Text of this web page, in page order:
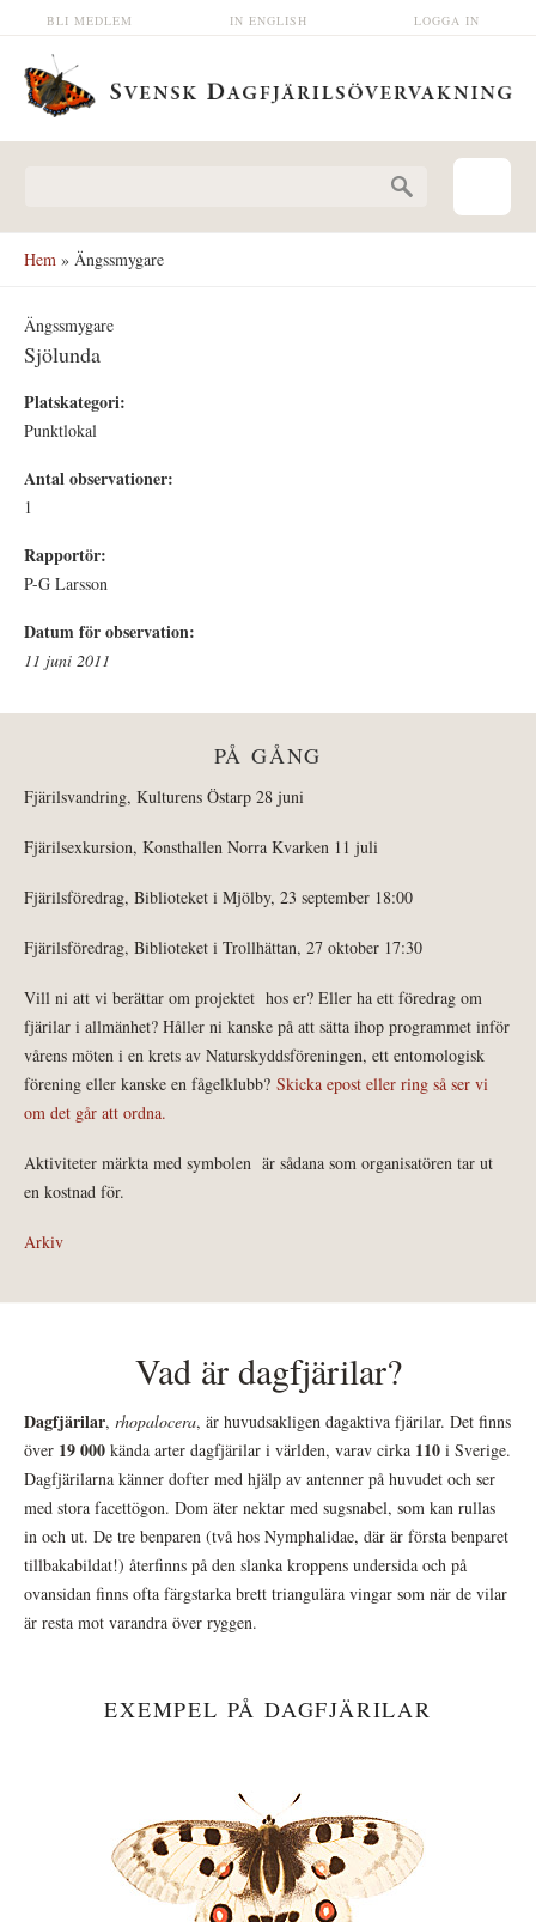
Hoppa till huvudinnehåll LOGGA IN
IN ENGLISH
BLI MEDLEM
Hem » Ängssmygare
Ängssmygare
Sjölunda
Platskategori:
Punktlokal
Antal observationer:
1
Rapportör:
P-G Larsson
Datum för observation:
11 juni 2011
PÅ GÅNG
Fjärilsvandring, Kulturens Östarp 28 juni
Fjärilsexkursion, Konsthallen Norra Kvarken 11 juli
Fjärilsföredrag, Biblioteket i Mjölby, 23 september 18:00
Fjärilsföredrag, Biblioteket i Trollhättan, 27 oktober 17:30
Vill ni att vi berättar om projektet hos er? Eller ha ett föredrag om
fjärilar i allmänhet? Håller ni kanske på att sätta ihop programmet inför
vårens möten i en krets av Naturskyddsföreningen, ett entomologisk
förening eller kanske en fågelklubb? Skicka epost eller ring så ser vi
om det går att ordna.
Aktiviteter märkta med symbolen är sådana som organisatören tar ut
en kostnad för.
Arkiv
Vad är dagfjärilar?
Dagfjärilar, rhopalocera, är huvudsakligen dagaktiva fjärilar. Det finns
över 19 000 kända arter dagfjärilar i världen, varav cirka 110 i Sverige.
Dagfjärilarna känner dofter med hjälp av antenner på huvudet och ser
med stora facettögon. Dom äter nektar med sugsnabel, som kan rullas
in och ut. De tre benparen (två hos Nymphalidae, där är första benparet
tillbakabildat!) återfinns på den slanka kroppens undersida och på
ovansidan finns ofta färgstarka brett triangulära vingar som när de vilar
är resta mot varandra över ryggen.
EXEMPEL PÅ DAGFJÄRILAR